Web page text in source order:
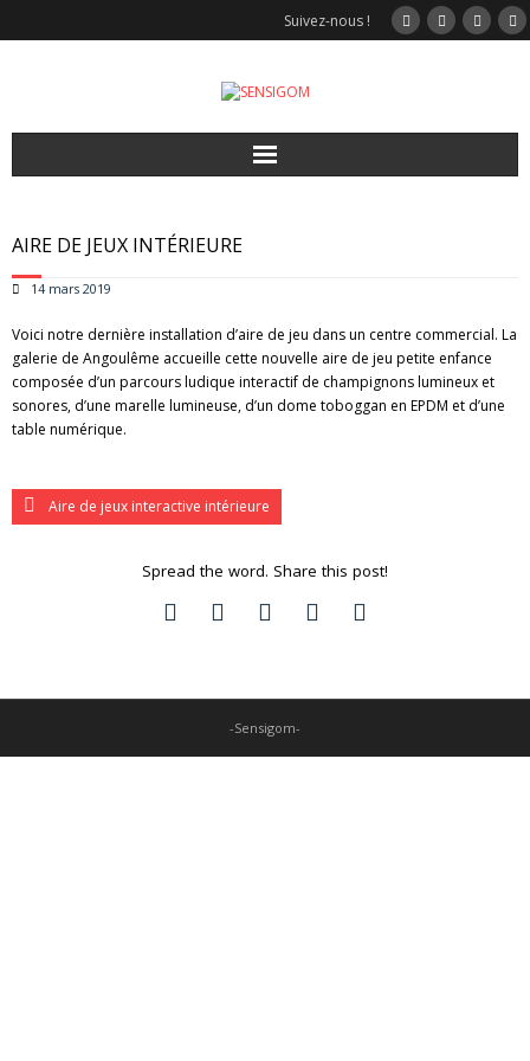
Suivez-nous !
Nos solutions
Jeux interactifs
Modulgom
AIRE DE JEUX INTÉRIEURE
14 mars 2019
Voici notre dernière installation d’aire de jeu dans un centre commercial. La
galerie de Angoulême accueille cette nouvelle aire de jeu petite enfance
composée d’un parcours ludique interactif de champignons lumineux et
sonores, d’une marelle lumineuse, d’un dome toboggan en EPDM et d’une
table numérique.
Aire de jeux interactive intérieure
Spread the word. Share this post!
-Sensigom-